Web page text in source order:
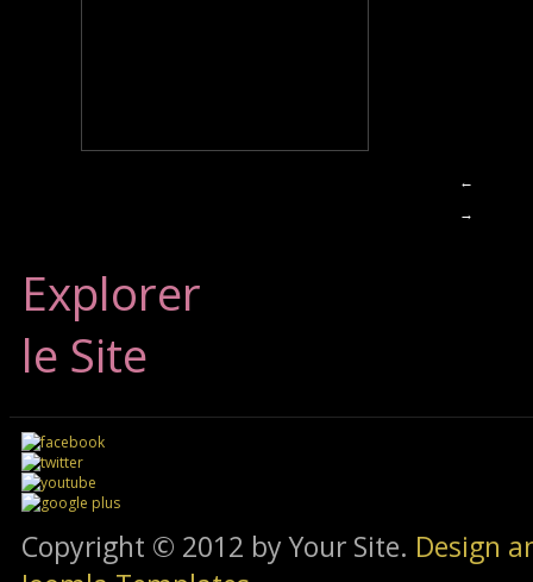
←
→
Explorer
le Site
Copyright © 2012 by Your Site. Design